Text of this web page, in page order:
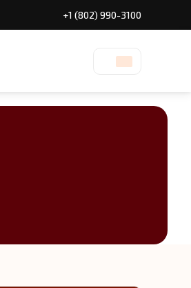
+1 (802) 990-3100